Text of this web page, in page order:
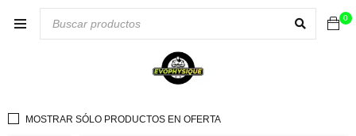
0
MOSTRAR SÓLO PRODUCTOS EN OFERTA